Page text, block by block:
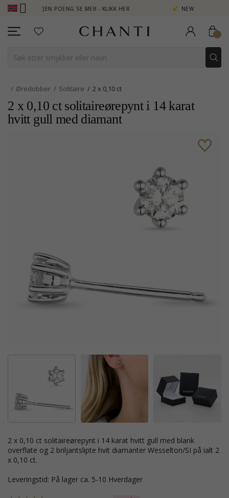
- TJEN POENG SE MER - KLIKK HER NEW COLLECTION | AURA
Øredobber Solitaire 2 x 0,10 ct
2 x 0,10 ct solitaireørepynt i 14 karat
hvitt gull med diamant
2 x 0,10 ct solitaireørepynt i 14 karat hvitt gull med blank
overflate og 2 briljantslipte hvit diamanter Wesselton/SI på ialt 2
x 0,10 ct.
Leveringstid: På lager ca. 5-10 Hverdager